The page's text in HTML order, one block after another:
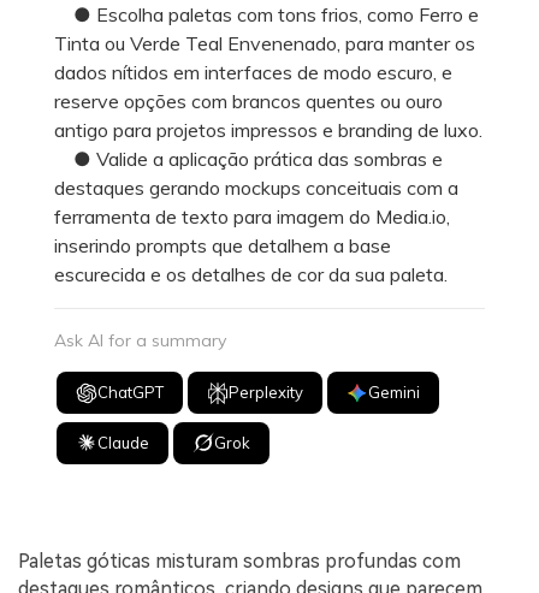
● Escolha paletas com tons frios, como Ferro e
Tinta ou Verde Teal Envenenado, para manter os
dados nítidos em interfaces de modo escuro, e
reserve opções com brancos quentes ou ouro
antigo para projetos impressos e branding de luxo.
● Valide a aplicação prática das sombras e
destaques gerando mockups conceituais com a
ferramenta de texto para imagem do Media.io,
inserindo prompts que detalhem a base
escurecida e os detalhes de cor da sua paleta.
Ask AI for a summary
ChatGPT Perplexity Gemini
Claude Grok
Paletas góticas misturam sombras profundas com